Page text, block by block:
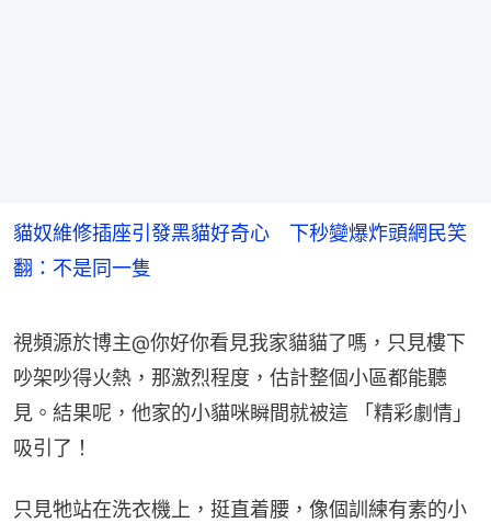
貓奴維修插座引發黑貓好奇心 下秒變爆炸頭網民笑
翻：不是同一隻
視頻源於博主@你好你看見我家貓貓了嗎，只見樓下
吵架吵得火熱，那激烈程度，估計整個小區都能聽
見。結果呢，他家的小貓咪瞬間就被這 「精彩劇情」
吸引了！
只見牠站在洗衣機上，挺直着腰，像個訓練有素的小